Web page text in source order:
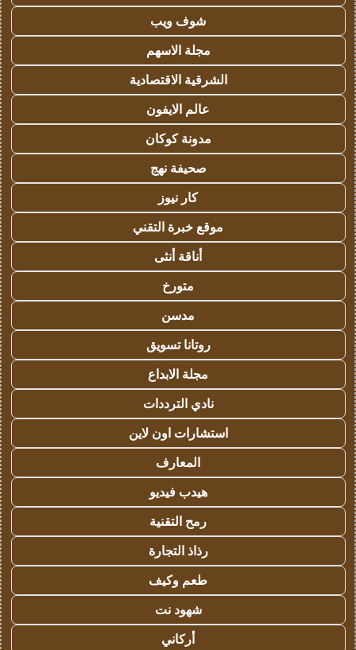
شوف ويب
مجلة الاسهم
الشرقية الاقتصادية
عالم الايفون
مدونة كوكان
صحيفة نهج
كار نيوز
موقع خبرة التقني
أناقة أنثى
متورخ
مدسن
روتانا تسويق
مجلة الابداع
نادي الترددات
استشارات اون لاين
المعارف
هيدب فيديو
رمح التقنية
رذاذ التجارة
طعم وكيف
شهود نت
أركاني